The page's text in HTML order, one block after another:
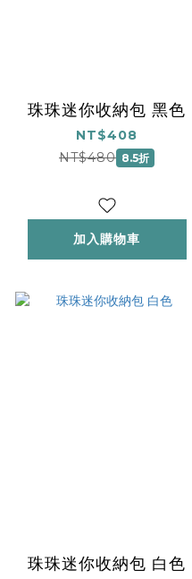
珠珠迷你收納包 黑色
NT$408
NT$480 8.5折
加入購物車
珠珠迷你收納包 白色